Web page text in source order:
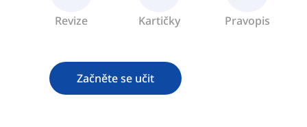
Revize Kartičky Pravopis
Začněte se učit